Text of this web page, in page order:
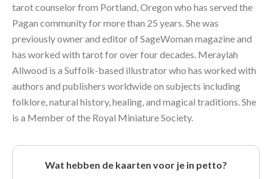
tarot counselor from Portland, Oregon who has served the
Pagan community for more than 25 years. She was
previously owner and editor of SageWoman magazine and
has worked with tarot for over four decades. Meraylah
Allwood is a Suffolk-based illustrator who has worked with
authors and publishers worldwide on subjects including
folklore, natural history, healing, and magical traditions. She
is a Member of the Royal Miniature Society.
Wat hebben de kaarten voor je in petto?